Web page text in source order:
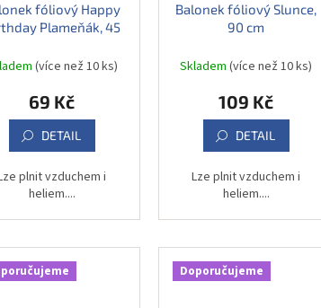
fóliový Happy
Plameňák, 45
(více než 10 ks)
69 Kč
DETAIL
plnit vzduchem i
heliem....
Balonek fóliový Slunce,
90 cm
Skladem(více než 10 ks)
109 Kč
DETAIL
Lze plnit vzduchem i
heliem....
Doporučujeme